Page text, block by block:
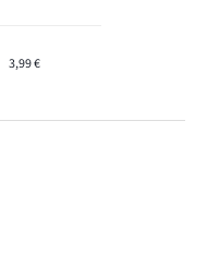
3,99 €